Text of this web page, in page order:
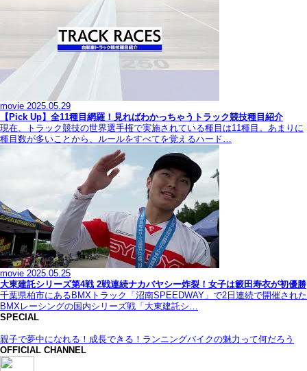
movie 2025.05.29
【Pick Up】全11種目網羅！見ればわかっちゃうトラック競技種目紹介
現在、トラック競技の世界選手権で実施されている種目は11種目。あまりに
種目数が多いことから、ルールをすべてを覚えるハード…
movie 2025.05.25
大東建託シリーズ第4戦 2戦連続ナカバヤシー炸裂！女子は籔田寿衣が初優勝
千葉県柏市にあるBMXトラック「沼南SPEEDWAY」で2日連続で開催された
BMXレーシングの国内シリーズ戦「大東建託シ…
SPECIAL
親子で夢中になれる！成長できる！ランニングバイクの魅力って何だろう
OFFICIAL CHANNEL